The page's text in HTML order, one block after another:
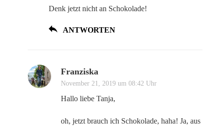
Denk jetzt nicht an Schokolade!
ANTWORTEN
Franziska
November 21, 2019 um 08:42 Uhr
Hallo liebe Tanja,
oh, jetzt brauch ich Schokolade, haha! Ja, aus